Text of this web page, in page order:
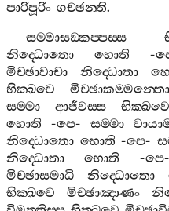
පාරිපූරිං ගච‍්ඡන‍්ති.
සම‍්මාසඞ‍්කප‍්පස‍්ස
නිද‍්ධොතො
හොති -
මිච‍්ඡාවාචා
නිද‍්ධොතා
භික‍්ඛවෙ
මිච‍්ඡාකම‍්මන‍්තො
සම‍්මා
ආජීවස‍්ස භික‍්ඛවෙ
හොති -පෙ- සම‍්මා
නිද‍්ධොතො හොති -පෙ-
නිද‍්ධොතා
හොති -පෙ
මිච‍්ඡාසමාධි
නිද‍්ධොතො
භික‍්ඛවෙ
මිච‍්ඡාඤාණං